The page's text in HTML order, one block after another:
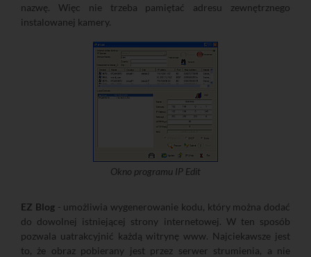
nazwę. Więc nie trzeba pamiętać adresu zewnętrznego
instalowanej kamery.
Okno programu IP Edit
EZ Blog- umożliwia wygenerowanie kodu, który można dodać
do dowolnej istniejącej strony internetowej. W ten sposób
pozwala uatrakcyjnić każdą witrynę www. Najciekawsze jest
to, że obraz pobierany jest przez serwer strumienia, a nie